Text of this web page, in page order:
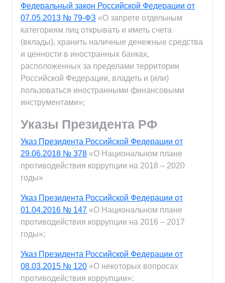
Федеральный закон Российской Федерации от
07.05.2013 № 79-ФЗ «О запрете отдельным
категориям лиц открывать и иметь счета
(вклады), хранить наличные денежные средства
и ценности в иностранных банках,
расположенных за пределами территории
Российской Федерации, владеть и (или)
пользоваться иностранными финансовыми
инструментами»;
Указы Президента РФ
Указ Президента Российской Федерации от
29.06.2018 № 378 «О Национальном плане
противодействия коррупции на 2018 – 2020
годы»
Указ Президента Российской Федерации от
01.04.2016 № 147 «О Национальном плане
противодействия коррупции на 2016 – 2017
годы»;
Указ Президента Российской Федерации от
08.03.2015 № 120 «О некоторых вопросах
противодействия коррупции»;